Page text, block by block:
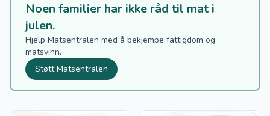
Noen familier har ikke råd til mat i
julen.
Hjelp Matsentralen med å bekjempe fattigdom og
matsvinn.
Støtt Matsentralen